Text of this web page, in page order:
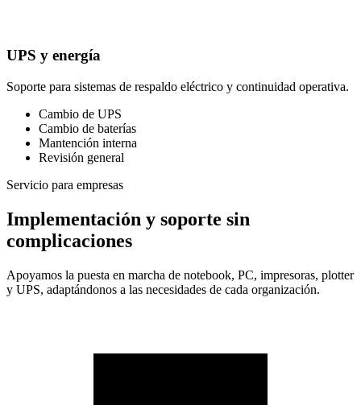
UPS y energía
Soporte para sistemas de respaldo eléctrico y continuidad operativa.
Cambio de UPS
Cambio de baterías
Mantención interna
Revisión general
Servicio para empresas
Implementación y soporte sin
complicaciones
Apoyamos la puesta en marcha de notebook, PC, impresoras, plotter
y UPS, adaptándonos a las necesidades de cada organización.